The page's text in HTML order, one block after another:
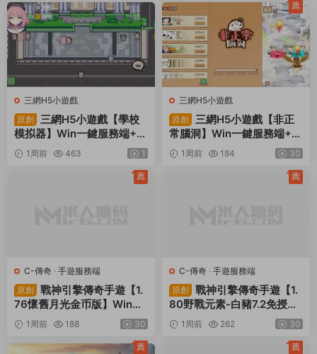
三網H5小遊戲
原創
三網H5小遊戲【學校
模拟器】Win一鍵服務端+Li
nux手工服務端+視頻架設教
程
1周前 463 1
三網H5小遊戲
原創
三網H5小遊戲【非正
常腦洞】Win一鍵服務端+Li
nux手工服務端+視頻架設教
程
1周前 184 30
薦
C-傳奇 · 手遊服務端
原創
戰神引擎傳奇手遊【1.
76懷舊月光金币版】Win一
鍵服務端+安卓蘋果雙端+G
M授權物品後台+視頻架設教
程
1周前 188 30
薦
C-傳奇 · 手遊服務端
原創
戰神引擎傳奇手遊【1.
80野戰元素-白豬7.2免授
權】Win一鍵服務端+安卓+
GM授權物品後台+視頻架設
1周前 262 30
薦
薦 薦